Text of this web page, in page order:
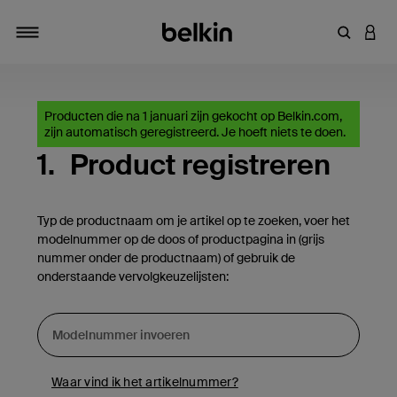
Producten die na 1 januari zijn gekocht op Belkin.com,
zijn automatisch geregistreerd. Je hoeft niets te doen.
1. Product registreren
Typ de productnaam om je artikel op te zoeken, voer het
modelnummer op de doos of productpagina in (grijs
nummer onder de productnaam) of gebruik de
onderstaande vervolgkeuzelijsten:
Waar vind ik het artikelnummer?